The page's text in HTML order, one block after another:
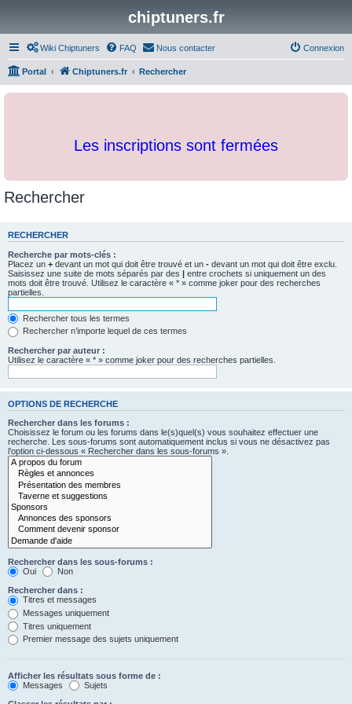
chiptuners.fr
Wiki Chiptuners FAQ Nous contacter Connexion
Portal Chiptuners.fr Rechercher
Les inscriptions sont fermées
Rechercher
RECHERCHER
Recherche par mots-clés :
Placez un + devant un mot qui doit être trouvé et un - devant un mot qui doit être exclu.
Saisissez une suite de mots séparés par des | entre crochets si uniquement un des
mots doit être trouvé. Utilisez le caractère « * » comme joker pour des recherches
partielles.
Rechercher tous les termes
Rechercher n’importe lequel de ces termes
Rechercher par auteur :
Utilisez le caractère « * » comme joker pour des recherches partielles.
OPTIONS DE RECHERCHE
Rechercher dans les forums :
Choisissez le forum ou les forums dans le(s)quel(s) vous souhaitez effectuer une
recherche. Les sous-forums sont automatiquement inclus si vous ne désactivez pas
l’option ci-dessous « Rechercher dans les sous-forums ».
Rechercher dans les sous-forums :
Oui
Non
Rechercher dans :
Titres et messages
Messages uniquement
Titres uniquement
Premier message des sujets uniquement
Afficher les résultats sous forme de :
Messages
Sujets